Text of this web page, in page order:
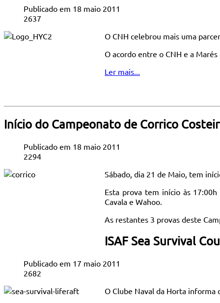
Publicado em 18 maio 2011
2637
O CNH celebrou mais uma
O acordo entre o CNH e a
Ler mais...
Início do Campeonato de Corrico
Publicado em 18 maio 2011
2294
Sábado, dia 21 de Maio, tem
Esta prova tem início às
Cavala e Wahoo.
As restantes 3 provas deste
ISAF Sea Survival
Publicado em 17 maio 2011
2682
O Clube Naval da Horta informa